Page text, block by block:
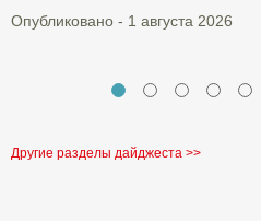
Опубликовано - 1 августа 2026
Другие разделы дайджеста >>